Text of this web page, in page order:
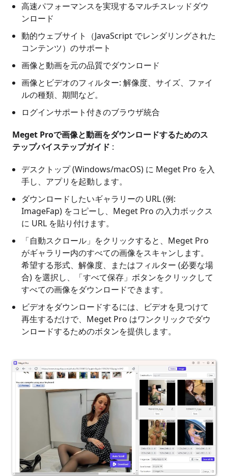
高速パフォーマンスを実現するマルチスレッドダウ
ンロード
動的ウェブサイト（JavaScript でレンダリングされた
コンテンツ）のサポート
画像と動画を元の品質でダウンロード
画像とビデオのフィルター: 解像度、サイズ、ファイ
ルの種類、期間など。
ログインサポート付きのブラウザ統合
Meget Proで画像と動画をダウンロードするためのス
テップバイステップガイド :
デスクトップ (Windows/macOS) に Meget Pro を入
手し、アプリを起動します。
ダウンロードしたいギャラリーの URL (例:
ImageFap) をコピーし、Meget Pro の入力ボックス
に URL を貼り付けます。
「自動スクロール」をクリックすると、Meget Pro
がギャラリー内のすべての画像をスキャンします。
希望する形式、解像度、またはフィルター (必要な場
合) を選択し、「すべて保存」ボタンをクリックして
すべての画像をダウンロードできます。
ビデオをダウンロードするには、ビデオを見つけて
再生するだけで、Meget Pro はワンクリックでダウ
ンロードするためのボタンを提供します。